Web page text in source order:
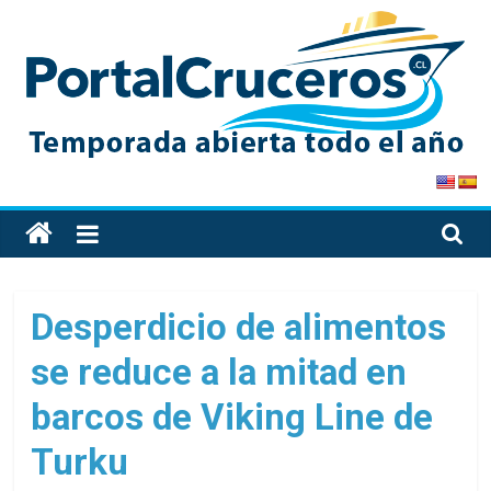
content
PortalCruceros
Toda
la
de
cruceros
en
un
solo
sitio
Desperdicio de alimentos
se reduce a la mitad en
barcos de Viking Line de
Turku